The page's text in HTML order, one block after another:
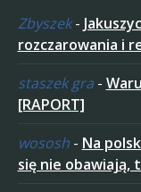
Zbyszek-
rozczarowania i
staszek gra-
[RAPORT]
wososh- Na
się nie obawiają,